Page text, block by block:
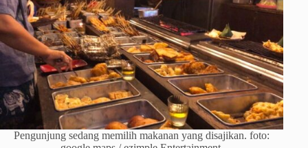
Pengunjung sedang memilih makanan yang disajikan. foto: